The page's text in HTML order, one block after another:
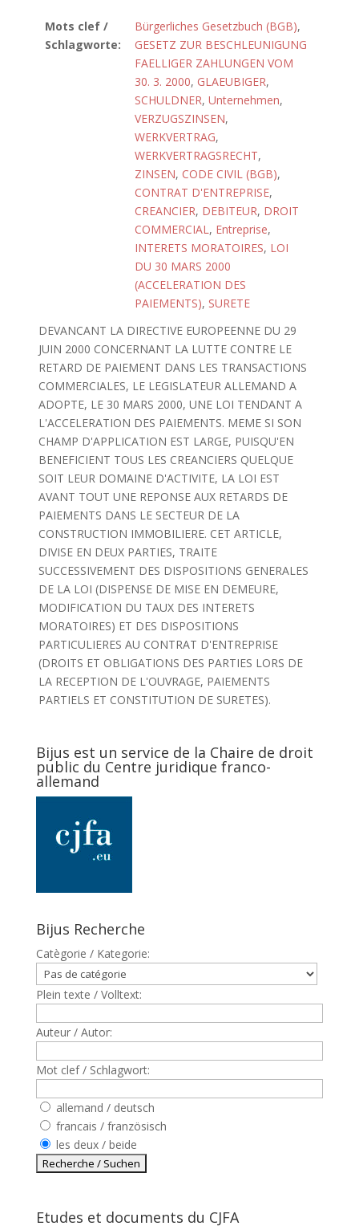
Mots clef /
Schlagworte:
Bürgerliches Gesetzbuch (BGB),
GESETZ ZUR BESCHLEUNIGUNG
FAELLIGER ZAHLUNGEN VOM
30. 3. 2000, GLAEUBIGER,
SCHULDNER, Unternehmen,
VERZUGSZINSEN,
WERKVERTRAG,
WERKVERTRAGSRECHT,
ZINSEN, CODE CIVIL (BGB),
CONTRAT D'ENTREPRISE,
CREANCIER, DEBITEUR, DROIT
COMMERCIAL, Entreprise,
INTERETS MORATOIRES, LOI
DU 30 MARS 2000
(ACCELERATION DES
PAIEMENTS), SURETE
DEVANCANT LA DIRECTIVE EUROPEENNE DU 29
JUIN 2000 CONCERNANT LA LUTTE CONTRE LE
RETARD DE PAIEMENT DANS LES TRANSACTIONS
COMMERCIALES, LE LEGISLATEUR ALLEMAND A
ADOPTE, LE 30 MARS 2000, UNE LOI TENDANT A
L'ACCELERATION DES PAIEMENTS. MEME SI SON
CHAMP D'APPLICATION EST LARGE, PUISQU'EN
BENEFICIENT TOUS LES CREANCIERS QUELQUE
SOIT LEUR DOMAINE D'ACTIVITE, LA LOI EST
AVANT TOUT UNE REPONSE AUX RETARDS DE
PAIEMENTS DANS LE SECTEUR DE LA
CONSTRUCTION IMMOBILIERE. CET ARTICLE,
DIVISE EN DEUX PARTIES, TRAITE
SUCCESSIVEMENT DES DISPOSITIONS GENERALES
DE LA LOI (DISPENSE DE MISE EN DEMEURE,
MODIFICATION DU TAUX DES INTERETS
MORATOIRES) ET DES DISPOSITIONS
PARTICULIERES AU CONTRAT D'ENTREPRISE
(DROITS ET OBLIGATIONS DES PARTIES LORS DE
LA RECEPTION DE L'OUVRAGE, PAIEMENTS
PARTIELS ET CONSTITUTION DE SURETES).
Bijus est un service de la Chaire de droit
public du Centre juridique franco-
allemand
Bijus Recherche
Catègorie / Kategorie:
Plein texte / Volltext:
Auteur / Autor:
Mot clef / Schlagwort:
allemand / deutsch
francais / französisch
les deux / beide
Etudes et documents du CJFA